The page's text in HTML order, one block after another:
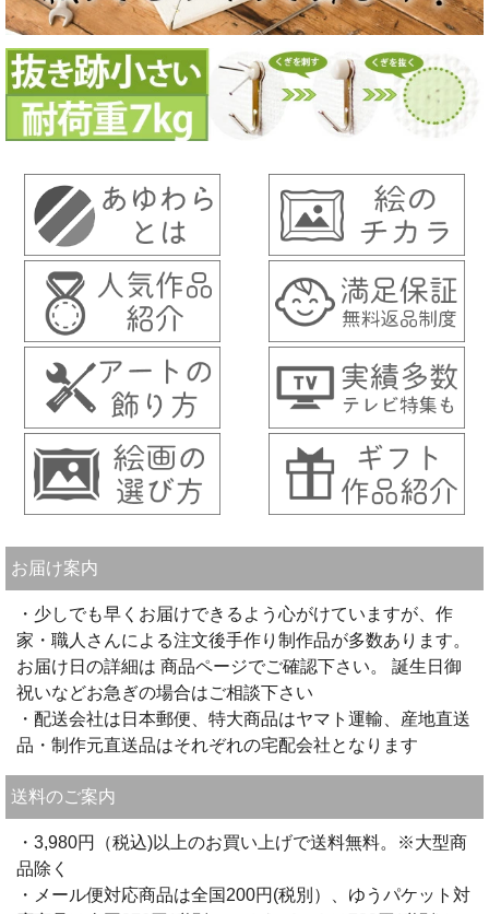
お届け案内
・少しでも早くお届けできるよう心がけていますが、作
家・職人さんによる注文後手作り制作品が多数あります。
お届け日の詳細は 商品ページでご確認下さい。 誕生日御
祝いなどお急ぎの場合はご相談下さい
・配送会社は日本郵便、特大商品はヤマト運輸、産地直送
品・制作元直送品はそれぞれの宅配会社となります
送料のご案内
・3,980円（税込)以上のお買い上げで送料無料。※大型商
品除く
・メール便対応商品は全国200円(税別）、ゆうパケット対